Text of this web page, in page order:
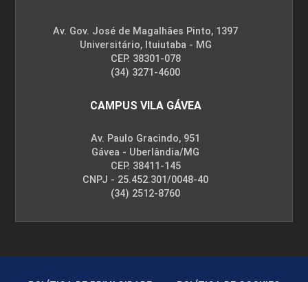
Av. Gov. José de Magalhães Pinto, 1397
Universitário, Ituiutaba - MG
CEP. 38301-078
(34) 3271-4600
CAMPUS VILA GÁVEA
Av. Paulo Gracindo, 951
Gávea - Uberlândia/MG
CEP. 38411-145
CNPJ - 25.452.301/0048-40
(34) 2512-8760